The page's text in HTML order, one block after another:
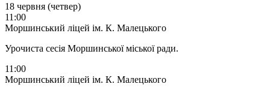
18 червня (четвер)
11:00
Моршинський ліцей ім. К. Малецького
Урочиста сесія Моршинської міської ради.
11:00
Моршинський ліцей ім. К. Малецького